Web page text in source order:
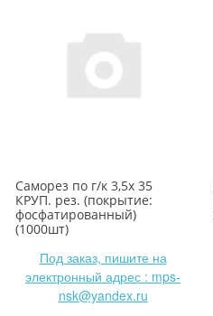
Саморез по г/к 3,5х 35
КРУП. рез. (покрытие:
фосфатированный)
(1000шт)
Под заказ, пишите на
электронный адрес : mps-
nsk@yandex.ru